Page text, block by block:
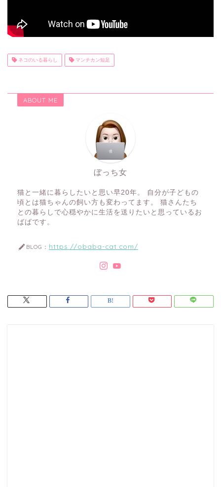
ネコのいる暮らし マンチカン短足
ABOUT ME
ぼっち女
猫と一緒に暮らしたいと思い早20年。 自分が子どもの
頃とは猫ちゃんの飼い方も変わってます。 猫さんたち
との暮らしで心穏やかに生活を送りたいと思っているお
ばばです。
BLOG： https://obaba-cat.com/